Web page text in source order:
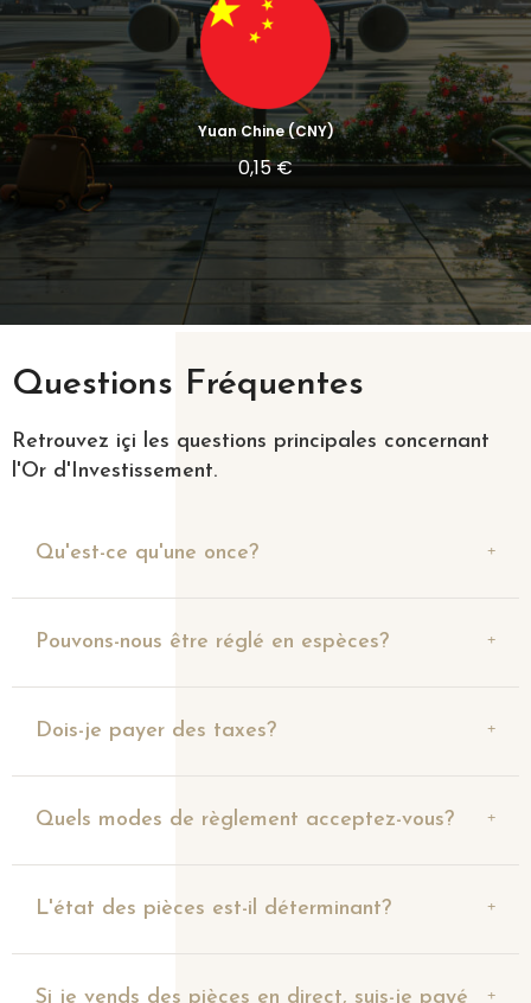
Yuan Chine (CNY)
0,15 €
Questions Fréquentes
Retrouvez içi les questions principales concernant
l'Or d'Investissement.
Qu'est-ce qu'une once?
Pouvons-nous être réglé en espèces?
Dois-je payer des taxes?
Quels modes de règlement acceptez-vous?
L'état des pièces est-il déterminant?
Si je vends des pièces en direct, suis-je payé